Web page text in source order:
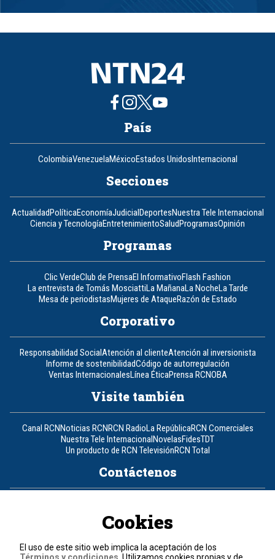
1
8
País
ColombiaVenezuelaMéxicoEstados UnidosInternacional
Secciones
ActualidadPolíticaEconomíaJudicialDeportesNuestra Tele Internacional
Ciencia y TecnologíaEntretenimientoSaludProgramasOpinión
Programas
Clic VerdeClub de PrensaEl InformativoFlash Fashion
La entrevista de Tomás MosciattiLa MañanaLa NocheLa Tarde
Mesa de periodistasMujeres de AtaqueRazón de Estado
Corporativo
Responsabilidad SocialAtención al clienteAtención al inversionista
Informe de sostenibilidadCódigo de autorregulación
Ventas InternacionalesLínea ÉticaPrensa RCNOBA
Visite también
Canal RCNNoticias RCNRCN RadioLa RepúblicaRCN Comerciales
Nuestra Tele InternacionalNovelasFidesTDT
Un producto de RCN TelevisiónRCN Total
Contáctenos
Política de cookies
Términos y condiciones
Cookies
El uso de este sitio web implica la aceptación de los